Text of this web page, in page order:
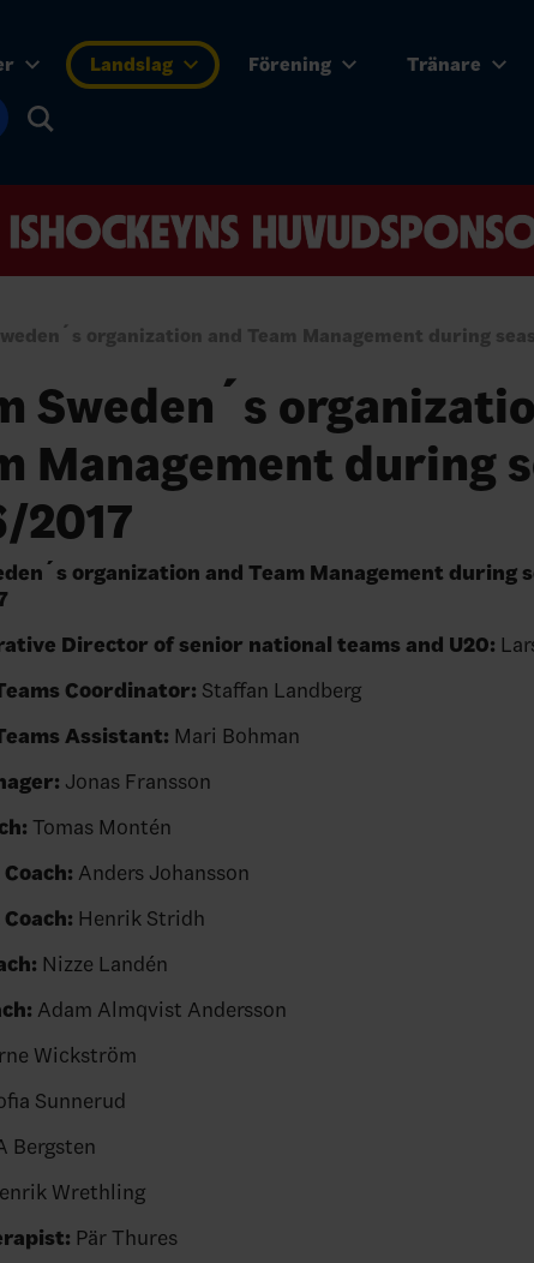
Landslag Förening Tränare
organization and Team Management during
Sweden´s
Management during
2017
organization and Team Management during
Director of senior national teams and U20:
Coordinator: Staffan Landberg
Assistant: Mari Bohman
Jonas Fransson
Tomas Montén
Anders Johansson
Henrik Stridh
Nizze Landén
Adam Almqvist Andersson
Wickström
Sunnerud
Bergsten
Wrethling
Pär Thures